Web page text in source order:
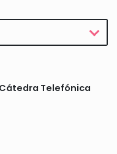
Telefónica